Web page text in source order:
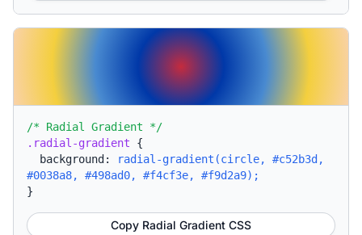
/* Radial Gradient */
.radial-gradient {
background:
radial-gradient(circle, #c52b3d,
#0038a8, #498ad0, #f4cf3e, #f9d2a9);
}
Copy Radial Gradient CSS